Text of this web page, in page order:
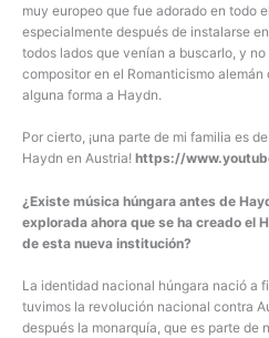
muy europeo que fue adorado en todo
especialmente después de instalarse
todos lados que venían a buscarlo, y
compositor en el Romanticismo
alguna forma a Haydn.
Por cierto, ¡una parte de mi familia es
Haydn en Austria! https://
¿Existe música húngara antes de
explorada ahora que se ha creado el
de esta nueva institución?
La identidad nacional húngara nació a
tuvimos la revolución nacional contra
después la monarquía, que es parte